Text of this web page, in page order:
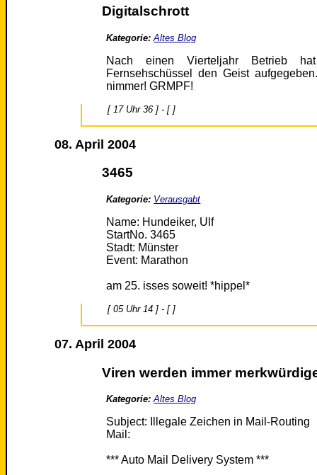
Digitalschrott
Kategorie: Altes Blog
Nach einen Vierteljahr Betrieb
Fernsehschüssel den Geist
nimmer! GRMPF!
[ 17 Uhr 36 ] - [ ]
08. April 2004
3465
Kategorie: Verausgabt
Name: Hundeiker, Ulf
StartNo. 3465
Stadt: Münster
Event: Marathon
am 25. isses soweit! *hippel*
[ 05 Uhr 14 ] - [ ]
07. April 2004
Viren werden immer
Kategorie: Altes Blog
Subject: Illegale Zeichen in Mail-Routing
Mail:
*** Auto Mail Delivery System ***